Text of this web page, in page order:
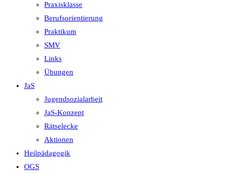
Praxisklasse
Berufsorientierung
Praktikum
SMV
Links
Übungen
JaS
Jugendsozialarbeit
JaS-Konzept
Rätselecke
Aktionen
Heilpädagogik
OGS